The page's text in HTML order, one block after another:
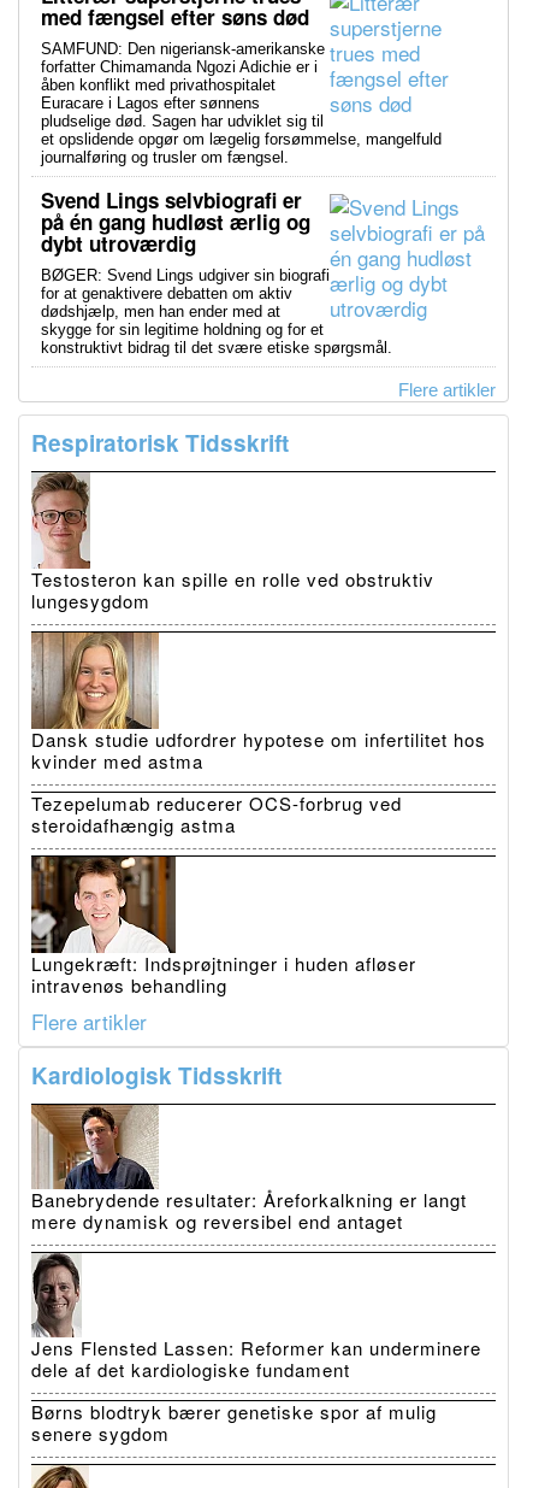
med fængsel efter søns død
SAMFUND: Den nigeriansk-amerikanske
forfatter Chimamanda Ngozi Adichie er i
åben konflikt med privathospitalet
Euracare i Lagos efter sønnens
pludselige død. Sagen har udviklet sig til
et opslidende opgør om lægelig forsømmelse, mangelfuld
journalføring og trusler om fængsel.
Svend Lings selvbiografi er
på én gang hudløst ærlig og
dybt utroværdig
BØGER: Svend Lings udgiver sin biografi
for at genaktivere debatten om aktiv
dødshjælp, men han ender med at
skygge for sin legitime holdning og for et
konstruktivt bidrag til det svære etiske spørgsmål.
Flere artikler
Respiratorisk Tidsskrift
Testosteron kan spille en rolle ved obstruktiv
lungesygdom
Dansk studie udfordrer hypotese om infertilitet hos
kvinder med astma
Tezepelumab reducerer OCS-forbrug ved
steroidafhængig astma
Lungekræft: Indsprøjtninger i huden afløser
intravenøs behandling
Flere artikler
Kardiologisk Tidsskrift
Banebrydende resultater: Åreforkalkning er langt
mere dynamisk og reversibel end antaget
Jens Flensted Lassen: Reformer kan underminere
dele af det kardiologiske fundament
Børns blodtryk bærer genetiske spor af mulig
senere sygdom